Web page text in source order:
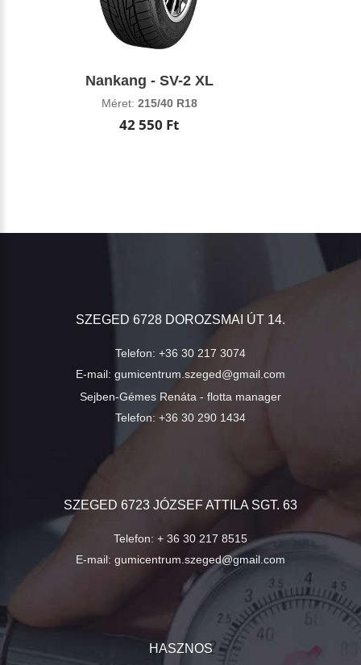
Nankang - SV-2 XL
Méret: 215/40 R18
42 550 Ft
SZEGED 6728 DOROZSMAI ÚT 14.
Telefon: +36 30 217 3074
E-mail: gumicentrum.szeged@gmail.com
Sejben-Gémes Renáta - flotta manager
Telefon: +36 30 290 1434
SZEGED 6723 JÓZSEF ATTILA SGT. 63
Telefon: + 36 30 217 8515
E-mail: gumicentrum.szeged@gmail.com
HASZNOS